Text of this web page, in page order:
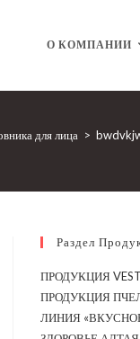
О КОМПАНИИ
для лица >
Раздел
ПРОДУКЦИЯ
ПРОДУКЦИЯ
ЛИНИЯ